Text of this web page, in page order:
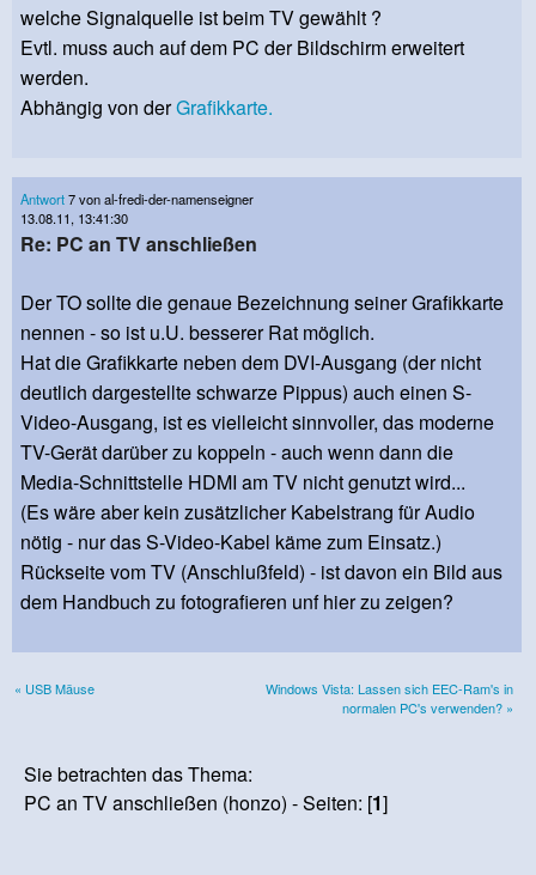
welche Signalquelle ist beim TV gewählt ?
Evtl. muss auch auf dem PC der Bildschirm erweitert
werden.
Abhängig von derGrafikkarte.
Antwort7 von al-fredi-der-namenseigner
13.08.11, 13:41:30
Re: PC an TV anschließen
Der TO sollte die genaue Bezeichnung seiner Grafikkarte
nennen - so ist u.U. besserer Rat möglich.
Hat die Grafikkarte neben dem DVI-Ausgang (der nicht
deutlich dargestellte schwarze Pippus) auch einen S-
Video-Ausgang, ist es vielleicht sinnvoller, das moderne
TV-Gerät darüber zu koppeln - auch wenn dann die
Media-Schnittstelle HDMI am TV nicht genutzt wird...
(Es wäre aber kein zusätzlicher Kabelstrang für Audio
nötig - nur das S-Video-Kabel käme zum Einsatz.)
Rückseite vom TV (Anschlußfeld) - ist davon ein Bild aus
dem Handbuch zu fotografieren unf hier zu zeigen?
« USB Mäuse
Windows Vista: Lassen sich EEC-Ram's in
normalen PC's verwenden? »
Sie betrachten das Thema:
PC an TV anschließen (honzo) - Seiten: [1]